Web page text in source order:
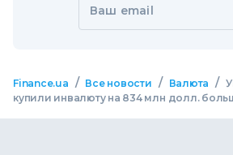
Ваш email
Finance.ua / Все новости / Валюта /
купили инвалюту на 834 млн долл.